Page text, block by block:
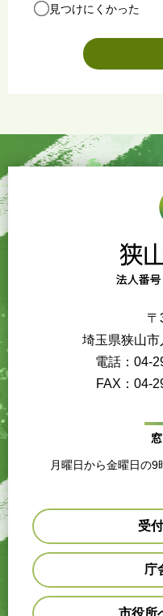
見つけにくかった
〒
埼玉県狭山
電話：04-
FAX：04-
月曜日から金曜日の
受
庁
市役所